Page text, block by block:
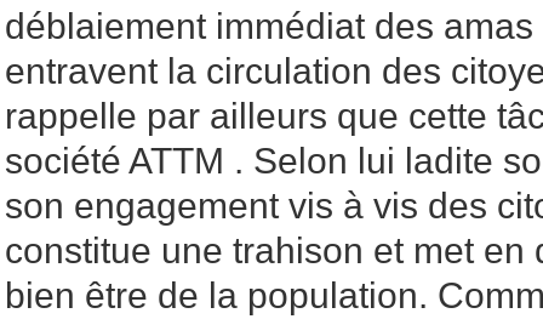
déblaiement immédiat des
entravent la circulation des
rappelle par ailleurs que cette
société ATTM . Selon lui ladite
son engagement vis à vis des
constitue une trahison et met en
bien être de la population.